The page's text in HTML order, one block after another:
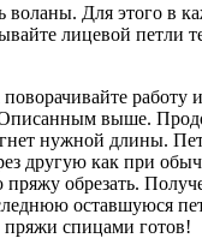
воланы. Для этого в
лицевой петли
работу
выше.
нужной длины.
другую как при
пряжу обрезать.
оставшуюся
спицами готов!